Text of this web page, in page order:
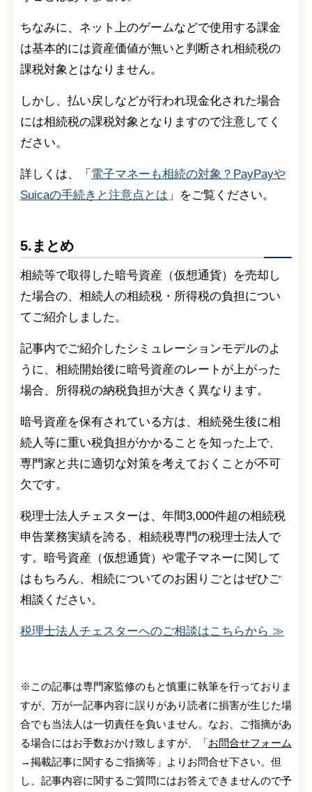
ちなみに、ネット上のゲームなどで使用する課金
は基本的には資産価値が無いと判断され相続税の
課税対象とはなりません。
しかし、払い戻しなどが行われ現金化された場合
には相続税の課税対象となりますので注意してく
ださい。
詳しくは、「 電子マネーも相続の対象？PayPayや
Suicaの手続きと注意点とは 」をご覧ください。
5.まとめ
相続等で取得した暗号資産（仮想通貨）を売却し
た場合の、相続人の相続税・所得税の負担につい
てご紹介しました。
記事内でご紹介したシミュレーションモデルのよ
うに、相続開始後に暗号資産のレートが上がった
場合、所得税の納税負担が大きく異なります。
暗号資産を保有されている方は、相続発生後に相
続人等に重い税負担がかかることを知った上で、
専門家と共に適切な対策を考えておくことが不可
欠です。
税理士法人チェスターは、年間3,000件超の相続税
申告業務実績を誇る、相続税専門の税理士法人で
す。暗号資産（仮想通貨）や電子マネーに関して
はもちろん、相続についてのお困りごとはぜひご
相談ください。
税理士法人チェスターへのご相談はこちらから ≫
※この記事は専門家監修のもと慎重に執筆を行っておりま
すが、万が一記事内容に誤りがあり読者に損害が生じた場
合でも当法人は一切責任を負いません。なお、ご指摘があ
る場合にはお手数おかけ致しますが、「お問合せフォーム
→掲載記事に関するご指摘等」よりお問合せ下さい。但
し、記事内容に関するご質問にはお答えできませんので予